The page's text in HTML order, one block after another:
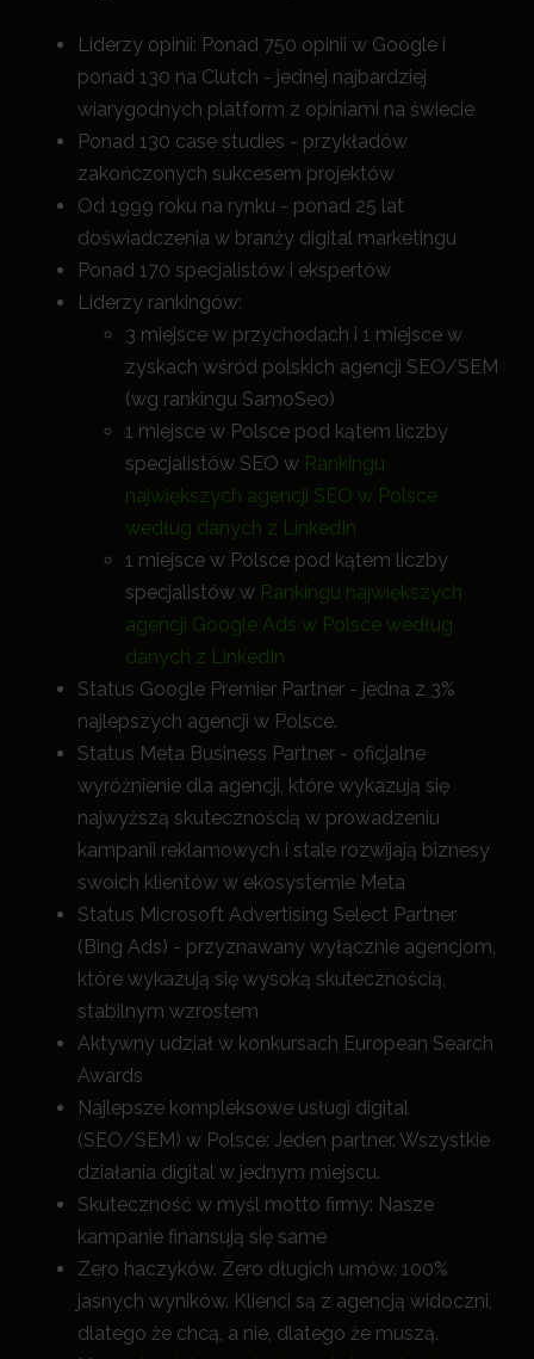
Liderzy opinii: Ponad 750 opinii w Google i
ponad 130 na Clutch - jednej najbardziej
wiarygodnych platform z opiniami na świecie
Ponad 130 case studies - przykładów
zakończonych sukcesem projektów
Od 1999 roku na rynku - ponad 25 lat
doświadczenia w branży digital marketingu
Ponad 170 specjalistów i ekspertów
Liderzy rankingów:
3 miejsce w przychodach i 1 miejsce w
zyskach wśród polskich agencji SEO/SEM
(wg rankingu SamoSeo)
1 miejsce w Polsce pod kątem liczby
specjalistów SEO w Rankingu
największych agencji SEO w Polsce
według danych z LinkedIn
1 miejsce w Polsce pod kątem liczby
specjalistów w Rankingu największych
agencji Google Ads w Polsce według
danych z LinkedIn
Status Google Premier Partner - jedna z 3%
najlepszych agencji w Polsce.
Status Meta Business Partner - oficjalne
wyróżnienie dla agencji, które wykazują się
najwyższą skutecznością w prowadzeniu
kampanii reklamowych i stale rozwijają biznesy
swoich klientów w ekosystemie Meta
Status Microsoft Advertising Select Partner
(Bing Ads) - przyznawany wyłącznie agencjom,
które wykazują się wysoką skutecznością,
stabilnym wzrostem
Aktywny udział w konkursach European Search
Awards
Najlepsze kompleksowe usługi digital
(SEO/SEM) w Polsce: Jeden partner. Wszystkie
działania digital w jednym miejscu.
Skuteczność w myśl motto firmy: Nasze
kampanie finansują się same
Zero haczyków. Zero długich umów. 100%
jasnych wyników. Klienci są z agencją widoczni,
dlatego że chcą, a nie, dlatego że muszą.